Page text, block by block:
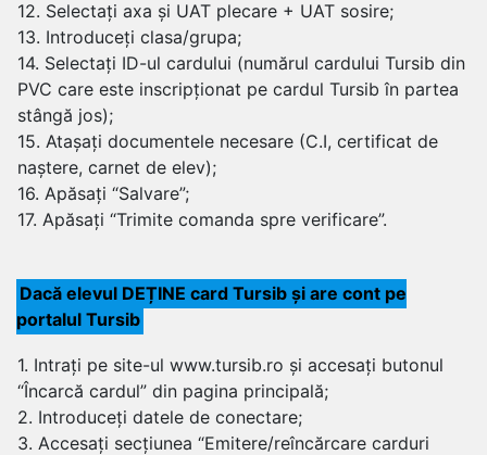
12. Selectați axa și UAT plecare + UAT sosire;
13. Introduceți clasa/grupa;
14. Selectați ID-ul cardului (numărul cardului Tursib din
PVC care este inscripționat pe cardul Tursib în partea
stângă jos);
15. Atașați documentele necesare (C.I, certificat de
naștere, carnet de elev);
16. Apăsați “Salvare”;
17. Apăsați “Trimite comanda spre verificare”.
Dacă elevul DEȚINE card Tursib și are cont pe
portalul Tursib
1. Intrați pe site-ul www.tursib.ro și accesați butonul
“Încarcă cardul” din pagina principală;
2. Introduceți datele de conectare;
3. Accesați secțiunea “Emitere/reîncărcare carduri